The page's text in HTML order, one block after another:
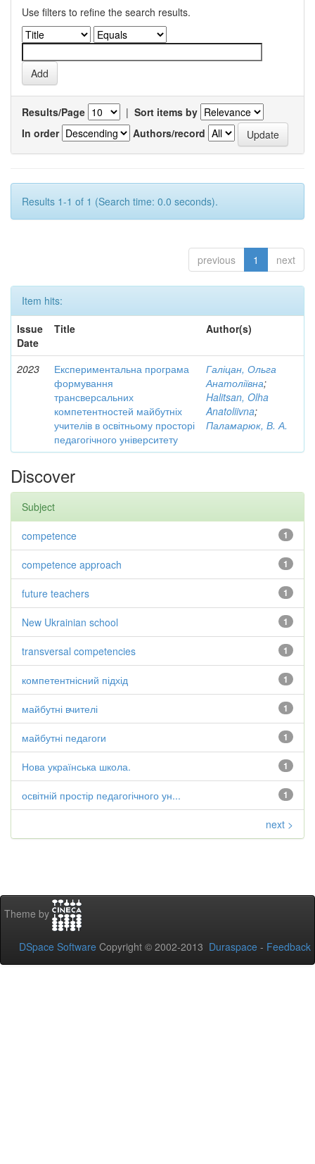
Use filters to refine the search results.
Results/Page | Sort items by
In order
Authors/record
Results 1-1 of 1 (Search time: 0.0 seconds).
previous 1 next
Item hits:
Issue
Date
Title Author(s)
2023
Експериментальна програма
формування
трансверсальних
компетентностей майбутніх
учителів в освітньому просторі
педагогічного університету
Галіцан, Ольга
Анатоліївна;
Halitsan, Olha
Anatoliivna;
Паламарюк, В. А.
Discover
Subject
1
competence
1
competence approach
1
future teachers
1
New Ukrainian school
1
transversal competencies
1
компетентнісний підхід
1
майбутні вчителі
1
майбутні педагоги
1
Нова українська школа.
1
освітній простір педагогічного ун...
next >
Theme by
DSpace Software Copyright © 2002-2013 Duraspace - Feedback